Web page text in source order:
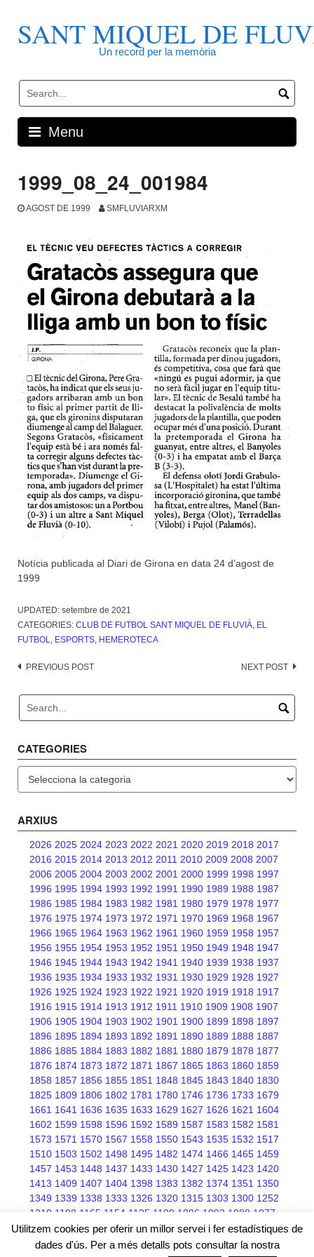
contentSANT MIQUEL DE
Un record per la memòria
Menu
1999_08_24_001984
AGOST DE 1999 SMFLUVIARXM
Notícia publicada al Diari de Girona en data 24 d’agost de
1999
UPDATED: setembre de 2021
CATEGORIES: CLUB DE FUTBOL SANT MIQUEL DE FLUVIÀ, EL
FUTBOL, ESPORTS, HEMEROTECA
Post
PREVIOUS POST NEXT POST
CATEGORIES
ARXIUS
2026 2025 2024 2023 2022 2021 2020 2019 2018 2017
2016 2015 2014 2013 2012 2011 2010 2009 2008 2007
2006 2005 2004 2003 2002 2001 2000 1999 1998 1997
1996 1995 1994 1993 1992 1991 1990 1989 1988 1987
1986 1985 1984 1983 1982 1981 1980 1979 1978 1977
1976 1975 1974 1973 1972 1971 1970 1969 1968 1967
1966 1965 1964 1963 1962 1961 1960 1959 1958 1957
1956 1955 1954 1953 1952 1951 1950 1949 1948 1947
1946 1945 1944 1943 1942 1941 1940 1939 1938 1937
1936 1935 1934 1933 1932 1931 1930 1929 1928 1927
1926 1925 1924 1923 1922 1921 1920 1919 1918 1917
1916 1915 1914 1913 1912 1911 1910 1909 1908 1907
1906 1905 1904 1903 1902 1901 1900 1899 1898 1897
1896 1895 1894 1893 1892 1891 1890 1889 1888 1887
1886 1885 1884 1883 1882 1881 1880 1879 1878 1877
1876 1874 1873 1872 1871 1867 1865 1863 1860 1859
1858 1857 1856 1855 1851 1848 1845 1843 1840 1830
1825 1809 1806 1802 1781 1780 1746 1736 1733 1679
1661 1641 1636 1635 1633 1629 1627 1626 1621 1604
1602 1599 1598 1596 1592 1589 1587 1583 1582 1581
1573 1571 1570 1567 1558 1550 1543 1535 1532 1517
1510 1503 1502 1498 1495 1482 1474 1466 1465 1459
1457 1453 1448 1437 1433 1430 1427 1425 1423 1420
1413 1409 1407 1404 1398 1383 1382 1374 1351 1350
1349 1339 1338 1333 1326 1320 1315 1303 1300 1252
1210 1198 1165 1154 1125 1109 1096 1092 1088 1077
1076 1075 1068 1066 1045
Utilitzem cookies per oferir un millor servei i fer estadístiques de
dades d'ús. Per a més detalls pots consultar la nostra